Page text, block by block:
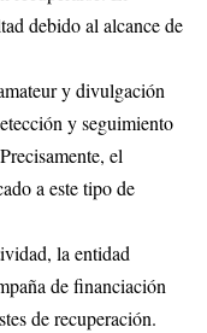
debido al alcance de
y divulgación
y seguimiento
el
a este tipo de
la entidad
de financiación
de recuperación.